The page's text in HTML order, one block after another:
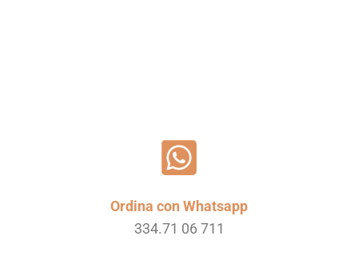
Ordina con Whatsapp
334.71 06 711